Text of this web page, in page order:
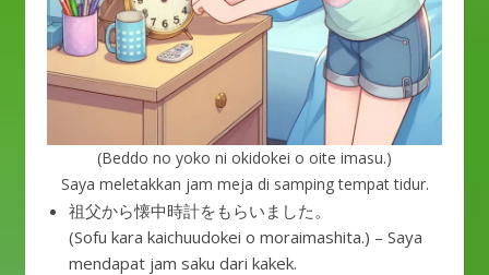
(Beddo no yoko ni okidokei o oite imasu.)
Saya meletakkan jam meja di samping tempat tidur.
祖父から懐中時計をもらいました。
(Sofu kara kaichuudokei o moraimashita.) – Saya
mendapat jam saku dari kakek.